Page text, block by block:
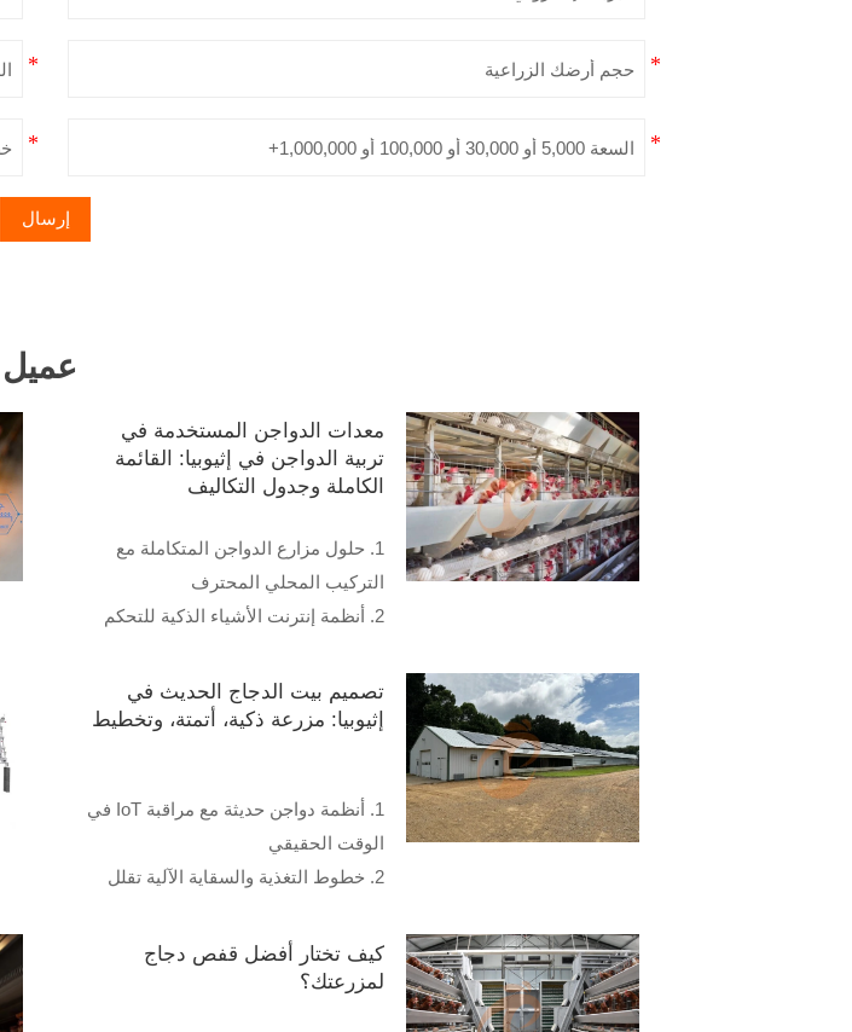
إرسال
عميل
معدات الدواجن المستخدمة في
تربية الدواجن في إثيوبيا: القائمة
الكاملة وجدول التكاليف
1. حلول مزارع الدواجن المتكاملة مع
التركيب المحلي المحترف
2. أنظمة إنترنت الأشياء الذكية للتحكم
3. معدات دواجن عالية الكفاءة للقطعان
الكبيرة والمتوسطة
5. رقم الاستقبال /واتساب:
+8618830120193
تصميم بيت الدجاج الحديث في
إثيوبيا: مزرعة ذكية، أتمتة، وتخطيط
1. أنظمة دواجن حديثة مع مراقبة IoT في
الوقت الحقيقي
2. خطوط التغذية والسقاية الآلية تقلل
3. أتمتة الأقفاص تحسن جمع البيض
والنظافة
كيف تختار أفضل قفص دجاج
لمزرعتك؟